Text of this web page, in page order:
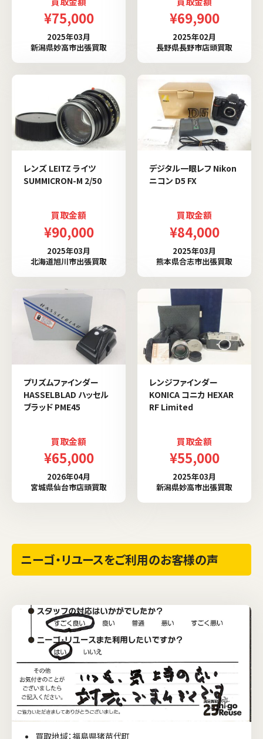
¥75,000
2025年03月
新潟県妙高市出張買取
¥69,900
2025年02月
長野県長野市店頭買取
レンズ LEITZ ライツ
SUMMICRON-M 2/50
買取金額
¥90,000
2025年03月
北海道旭川市出張買取
デジタル一眼レフ Nikon
ニコン D5 FX
買取金額
¥84,000
2025年03月
熊本県合志市出張買取
プリズムファインダー
HASSELBLAD ハッセル
ブラッド PME45
買取金額
¥65,000
2026年04月
宮城県仙台市店頭買取
レンジファインダー
KONICA コニカ HEXAR
RF Limited
買取金額
¥55,000
2025年03月
新潟県妙高市出張買取
ニーゴ・リユースをご利用のお客様の声
買取地域：福島県猪苗代町